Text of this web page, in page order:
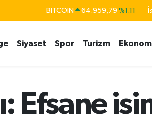
DOLAR 47,7436 %0.18
55,2510 %0.32
13.779 %-14
Siyaset Spor Turizm
Efsane